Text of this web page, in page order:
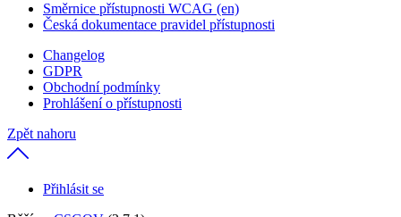
Směrnice přístupnosti WCAG (en)
Česká dokumentace pravidel přístupnosti
Changelog
GDPR
Obchodní podmínky
Prohlášení o přístupnosti
Zpět nahoru
Přihlásit se